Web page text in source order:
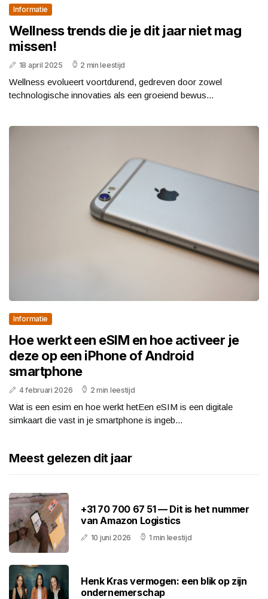
Informatie
Wellness trends die je dit jaar niet mag
missen!
18 april 2025 2 min leestijd
Wellness evolueert voortdurend, gedreven door zowel
technologische innovaties als een groeiend bewus...
Informatie
Hoe werkt een eSIM en hoe activeer je
deze op een iPhone of Android
smartphone
4 februari 2026 2 min leestijd
Wat is een esim en hoe werkt hetEen eSIM is een digitale
simkaart die vast in je smartphone is ingeb...
Meest gelezen dit jaar
+31 70 700 67 51 — Dit is het nummer
van Amazon Logistics
10 juni 2026 1 min leestijd
Henk Kras vermogen: een blik op zijn
ondernemerschap